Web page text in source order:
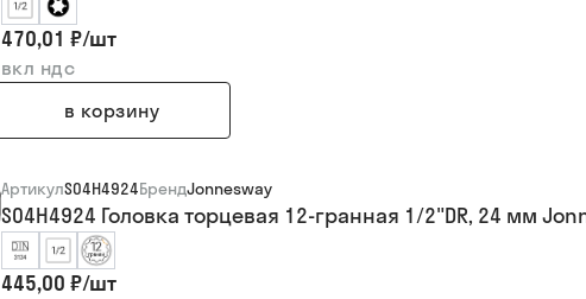
470,01 ₽/шт
вкл ндс
в корзину
АртикулS04H4924БрендJonnesway
S04H4924 Головка торцевая 12-гранная 1/2"DR, 24 мм
445,00 ₽/шт